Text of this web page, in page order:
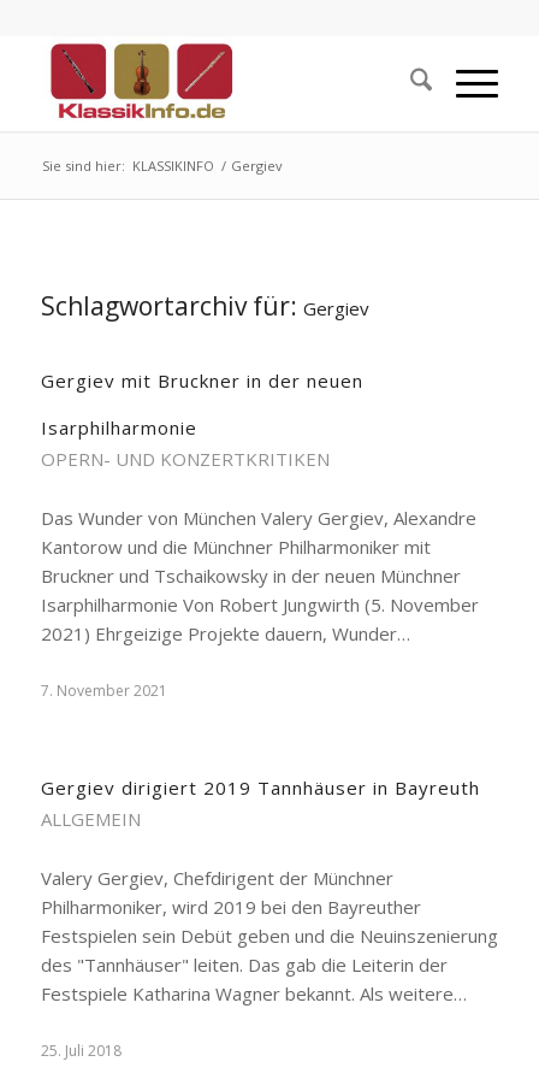
Sie sind hier: KLASSIKINFO / Gergiev
Schlagwortarchiv für: Gergiev
Gergiev mit Bruckner in der neuen
Isarphilharmonie
OPERN- UND KONZERTKRITIKEN
Das Wunder von München Valery Gergiev, Alexandre
Kantorow und die Münchner Philharmoniker mit
Bruckner und Tschaikowsky in der neuen Münchner
Isarphilharmonie Von Robert Jungwirth (5. November
2021) Ehrgeizige Projekte dauern, Wunder…
7. November 2021
Gergiev dirigiert 2019 Tannhäuser in Bayreuth
ALLGEMEIN
Valery Gergiev, Chefdirigent der Münchner
Philharmoniker, wird 2019 bei den Bayreuther
Festspielen sein Debüt geben und die Neuinszenierung
des "Tannhäuser" leiten. Das gab die Leiterin der
Festspiele Katharina Wagner bekannt. Als weitere…
25. Juli 2018